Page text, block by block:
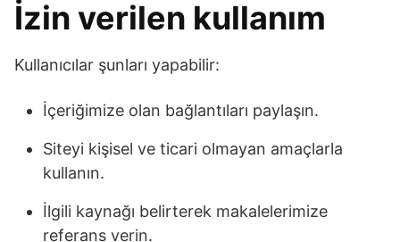
İzin verilen kullanım
Kullanıcılar şunları yapabilir:
İçeriğimize olan bağlantıları paylaşın.
Siteyi kişisel ve ticari olmayan amaçlarla
kullanın.
İlgili kaynağı belirterek makalelerimize
referans verin.